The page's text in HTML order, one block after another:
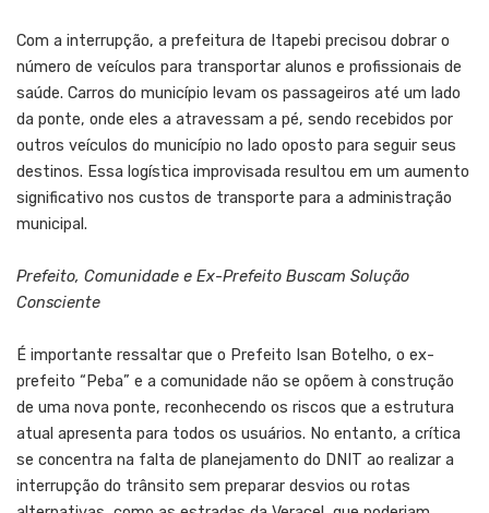
Com a interrupção, a prefeitura de Itapebi precisou dobrar o
número de veículos para transportar alunos e profissionais de
saúde. Carros do município levam os passageiros até um lado
da ponte, onde eles a atravessam a pé, sendo recebidos por
outros veículos do município no lado oposto para seguir seus
destinos. Essa logística improvisada resultou em um aumento
significativo nos custos de transporte para a administração
municipal.
Prefeito, Comunidade e Ex-Prefeito Buscam Solução
Consciente
É importante ressaltar que o Prefeito Isan Botelho, o ex-
prefeito “Peba” e a comunidade não se opõem à construção
de uma nova ponte, reconhecendo os riscos que a estrutura
atual apresenta para todos os usuários. No entanto, a crítica
se concentra na falta de planejamento do DNIT ao realizar a
interrupção do trânsito sem preparar desvios ou rotas